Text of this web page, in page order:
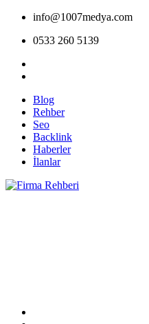
info@1007medya.com
0533 260 5139
Blog
Rehber
Seo
Backlink
Haberler
İlanlar